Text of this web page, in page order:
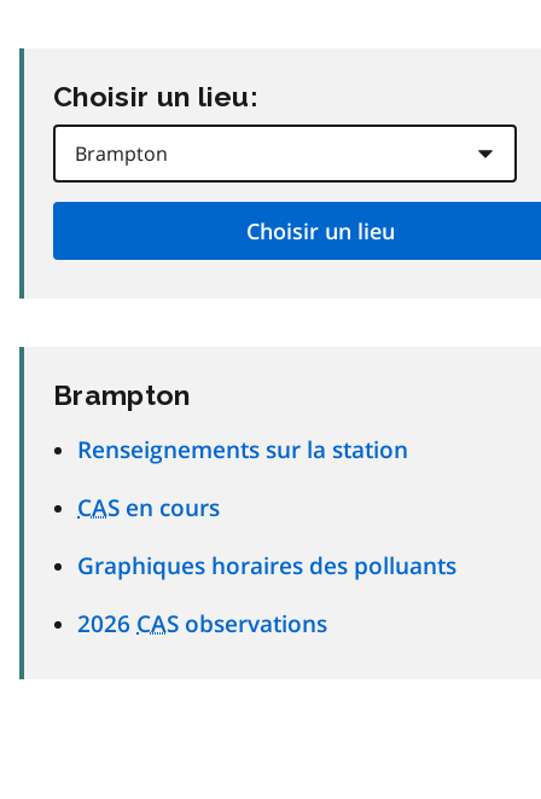
Choisir un lieu:
Brampton
Renseignements sur la station
CAS en cours
Graphiques horaires des polluants
2026 CAS observations